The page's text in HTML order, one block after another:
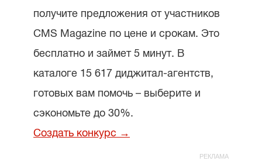
получите предложения от участников
CMS Magazine по цене и срокам. Это
бесплатно и займет 5 минут. В
каталоге 15 617 диджитал-агентств,
готовых вам помочь – выберите и
сэкономьте до 30%.
Создать конкурс →